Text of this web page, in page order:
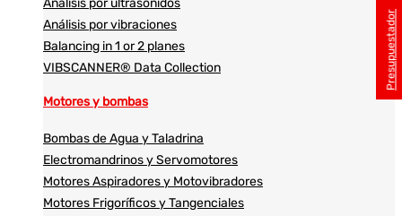
Análisis por ultrasonidos​​
Análisis por vibraciones
Balancing in 1 or 2 planes
VIBSCANNER® Data Collection
Motores y bombas
Bombas de Agua y Taladrina
Electromandrinos y Servomotores
Motores Aspiradores y Motovibradores
Motores Frigoríficos y Tangenciales
Presupuestador